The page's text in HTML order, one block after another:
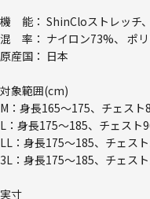
機 能： ShinCloストレッチ
混 率： ナイロン73%、 ポ
原産国： 日本
対象範囲(cm)
M：身長165～175、チェスト
L：身長175～185、チェスト
LL：身長175～185、チェス
3L：身長175～185、チェス
実寸